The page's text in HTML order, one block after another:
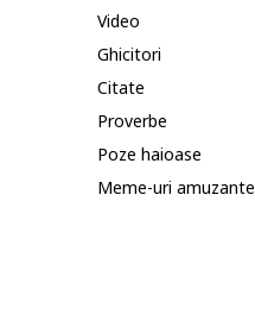
Video
Ghicitori
Citate
Proverbe
Poze haioase
Meme-uri amuzante